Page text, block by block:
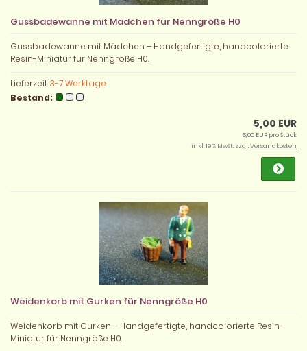
Gussbadewanne mit Mädchen für Nenngröße H0
Gussbadewanne mit Mädchen – Handgefertigte, handcolorierte
Resin-Miniatur für Nenngröße H0.
Lieferzeit:3-7 Werktage
Bestand:
5,00 EUR
5,00 EUR pro Stück
inkl. 19 % MwSt. zzgl.Versandkosten
Weidenkorb mit Gurken für Nenngröße H0
Weidenkorb mit Gurken – Handgefertigte, handcolorierte Resin-
Miniatur für Nenngröße H0.